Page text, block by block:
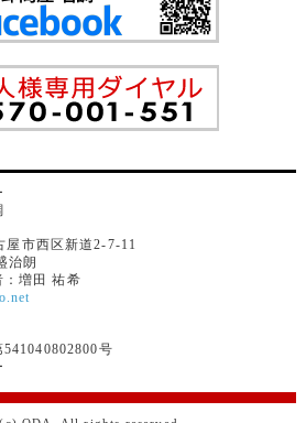
市西区新道2-7-11
治朗
：増田 祐希
号